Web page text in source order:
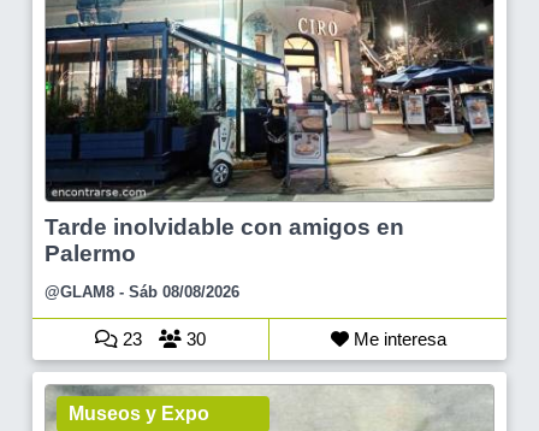
Tarde inolvidable con amigos en
Palermo
@GLAM8 - Sáb 08/08/2026
23 30 Me interesa
Museos y Expo